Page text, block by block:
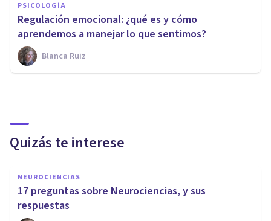
PSICOLOGÍA
Regulación emocional: ¿qué es y cómo
aprendemos a manejar lo que sentimos?
Blanca Ruiz
Quizás te interese
NEUROCIENCIAS
17 preguntas sobre Neurociencias, y sus
respuestas